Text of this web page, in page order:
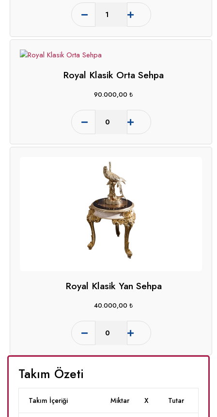
Royal Klasik Orta Sehpa
90.000,00 ₺
Royal Klasik Yan Sehpa
40.000,00 ₺
Takım Özeti
Takım İçeriği Miktar X Tutar